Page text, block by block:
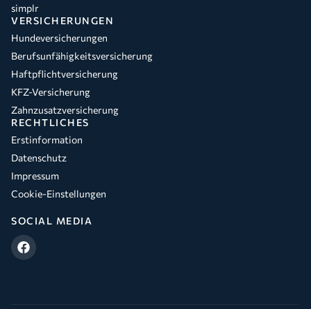
simplr
VERSICHERUNGEN
Hundeversicherungen
Berufsunfähigkeitsversicherung
Haftpflichtversicherung
KFZ-Versicherung
Zahnzusatzversicherung
RECHTLICHES
Erstinformation
Datenschutz
Impressum
Cookie-Einstellungen
SOCIAL MEDIA